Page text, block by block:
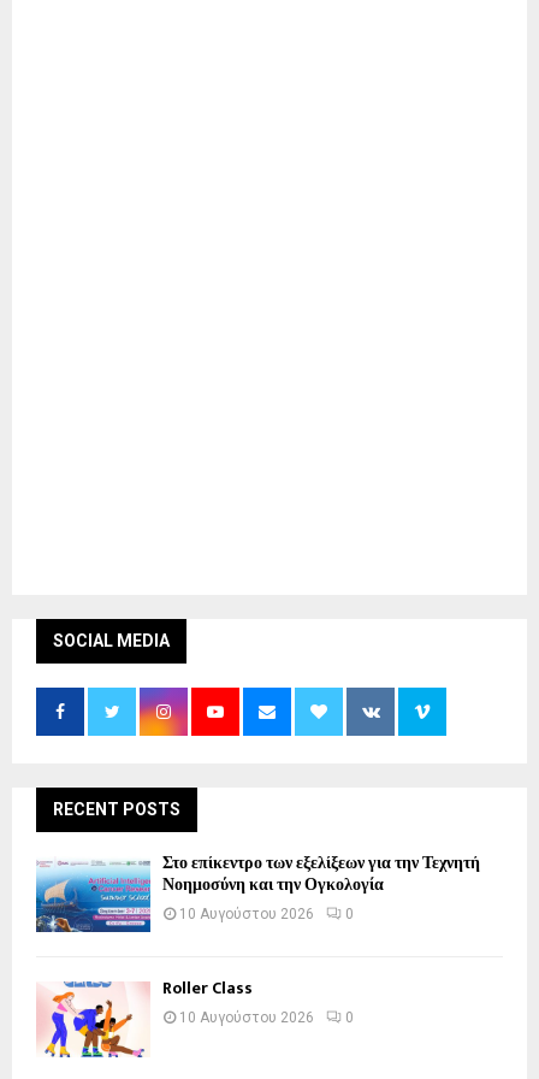
SOCIAL MEDIA
RECENT POSTS
Στο επίκεντρο των εξελίξεων για την Τεχνητή
Νοημοσύνη και την Ογκολογία
10 Αυγούστου 2026 0
Roller Class
10 Αυγούστου 2026 0